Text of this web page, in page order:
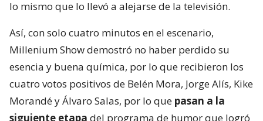
lo mismo que lo llevó a alejarse de la televisión.
Así, con solo cuatro minutos en el escenario,
Millenium Show demostró no haber perdido su
esencia y buena química, por lo que recibieron los
cuatro votos positivos de Belén Mora, Jorge Alís, Kike
Morandé y Álvaro Salas, por lo que pasan a la
siguiente etapa del programa de humor que logró